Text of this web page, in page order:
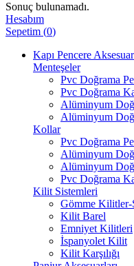
Sonuç bulunamadı.
Hesabım
Sepetim (0)
Kapı Pencere
Menteşeler
Pvc Doğrama
Pvc Doğrama
Alüminyum
Alüminyum
Kollar
Pvc Doğrama
Alüminyum
Alüminyum
Pvc Doğrama
Kilit Sistemleri
Gömme Kilitler-
Kilit Barel
Emniyet Kilitleri
İspanyolet Kilit
Kilit Karşılığı